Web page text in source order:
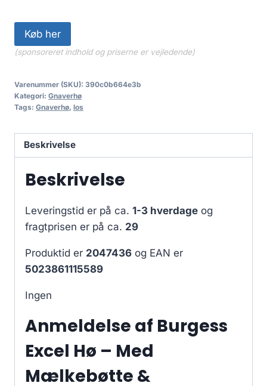
Køb her
(sponsoreret indhold og priserne er vejledende)
Varenummer (SKU): 390c0b664e3b
Kategori: Gnaverhø
Tags: Gnaverhø, los
Beskrivelse
Beskrivelse
Leveringstid er på ca. 1-3 hverdage og
fragtprisen er på ca. 29
Produktid er 2047436 og EAN er
5023861115589
Ingen
Anmeldelse af Burgess
Excel Hø – Med
Mælkebøtte &